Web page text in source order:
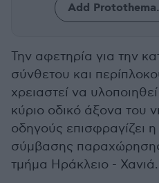
Add
Την αφετηρία για την
σύνθετου και
χρειαστεί να
κύριο οδικό άξονα του
οδηγούς επισφραγίζει
σύμβασης
τμήμα Ηράκλειο - Χανιά.